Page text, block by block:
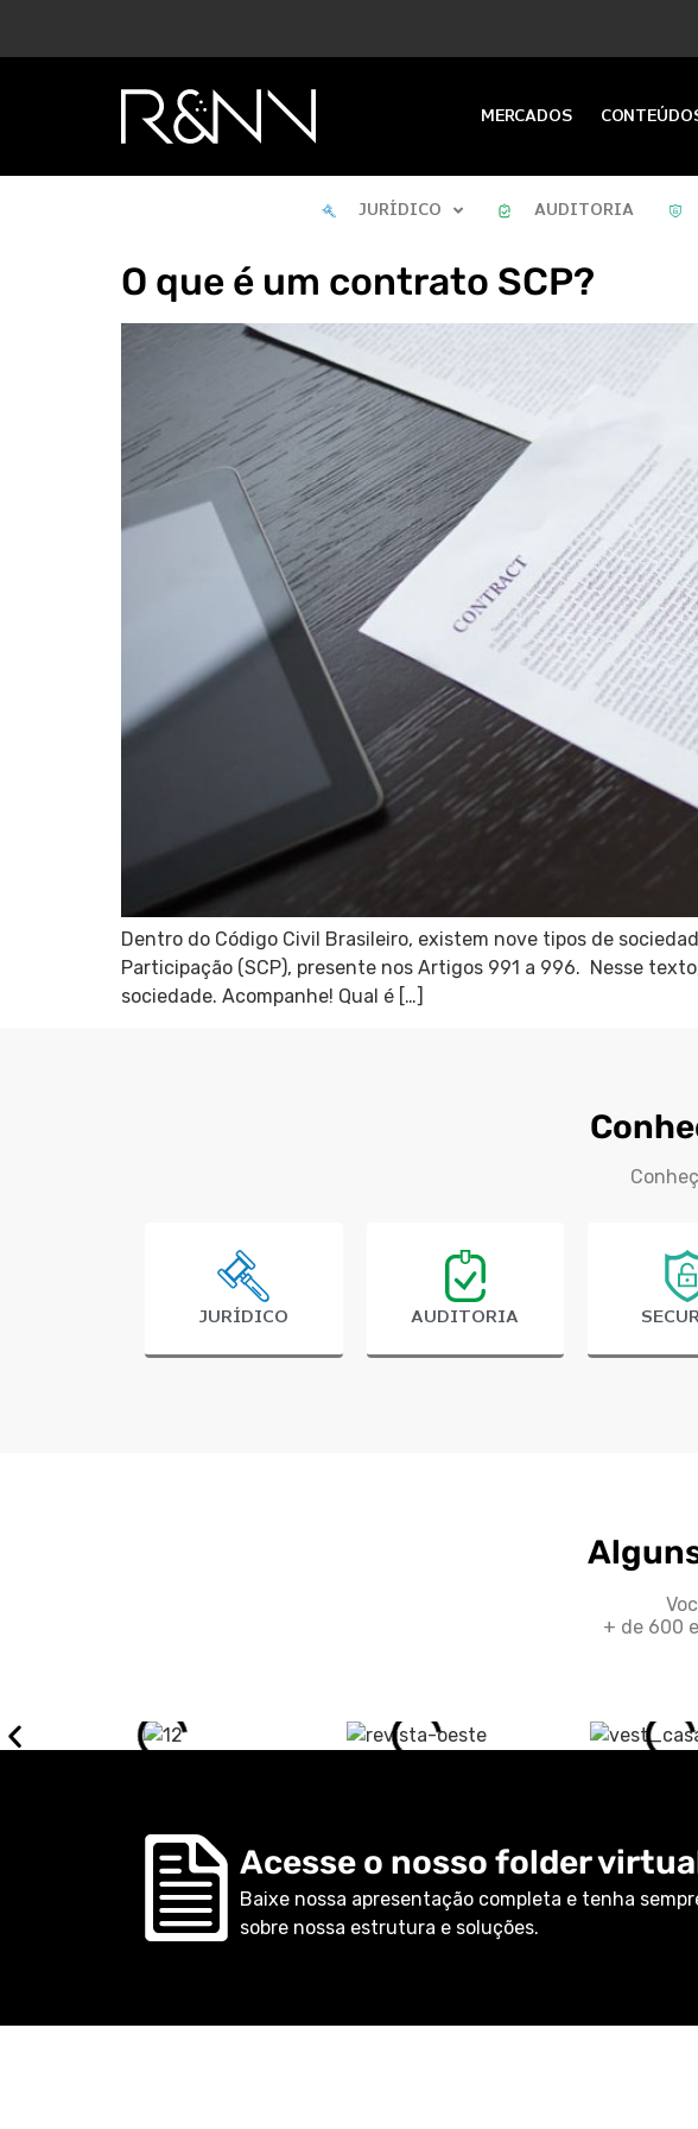
MERCADOS
JURÍDICO AUDITORIA
O que é um contrato SCP?
Dentro do Código Civil Brasileiro, existem nove tipos de
Participação (SCP), presente nos Artigos 991 a 996. Nesse
sociedade. Acompanhe! Qual é […]
JURÍDICO AUDITORIA
+ de 600
Acesse o nosso folder
Baixe nossa apresentação completa e tenha
sobre nossa estrutura e soluções.